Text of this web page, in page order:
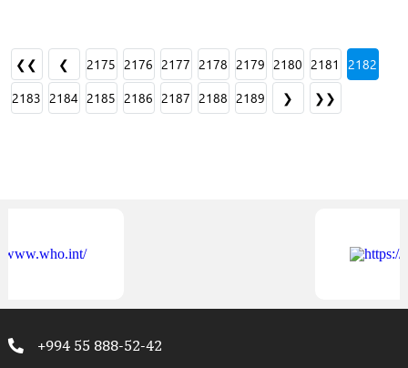
❮❮ ❮ 2175 2176 2177 2178 2179 2180 2181
2182
2183 2184 2185 2186 2187 2188 2189 ❯ ❯❯
+994 55 888-52-42